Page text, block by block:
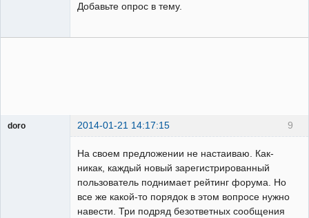
Добавьте опрос в тему.
9
doro 2014-01-21 14:17:15
На своем предложении не настаиваю. Как-
никак, каждый новый зарегистрированный
пользователь поднимает рейтинг форума. Но
все же какой-то порядок в этом вопросе нужно
навести. Три подряд безответных сообщения